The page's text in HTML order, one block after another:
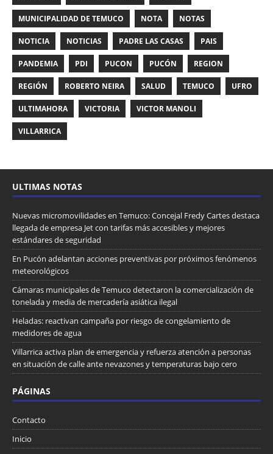
MUNICIPALIDAD DE TEMUCO NOTA NOTAS
NOTICIA NOTICIAS PADRE LAS CASAS PAIS
PANDEMIA PDI PUCON PUCÓN REGION
REGIÓN ROBERTO NEIRA SALUD TEMUCO UFRO
ULTIMAHORA VICTORIA VICTOR MANOLI
VILLARRICA
ULTIMAS NOTAS
Nuevas micromovilidades en Temuco: Concejal Fredy Cartes destaca
llegada de empresa Jet con tarifas más accesibles y mejores
estándares de seguridad
En Pucón adelantan acciones preventivas por próximos fenómenos
meteorológicos
Cámaras municipales de Temuco detectaron la comercialización de
tonelada y media de mercadería asiática ilegal
Heladas: reactivan campaña por riesgo de congelamiento de
medidores de agua
Villarrica activa plan de emergencia y refuerza atención a personas
en situación de calle ante nevazones y temperaturas bajo cero
PÁGINAS
Contacto
Inicio